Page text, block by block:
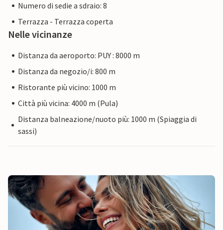
Numero di sedie a sdraio: 8
Terrazza - Terrazza coperta
Nelle vicinanze
Distanza da aeroporto: PUY : 8000 m
Distanza da negozio/i: 800 m
Ristorante più vicino: 1000 m
Città più vicina: 4000 m (Pula)
Distanza balneazione/nuoto più: 1000 m (Spiaggia di
sassi)